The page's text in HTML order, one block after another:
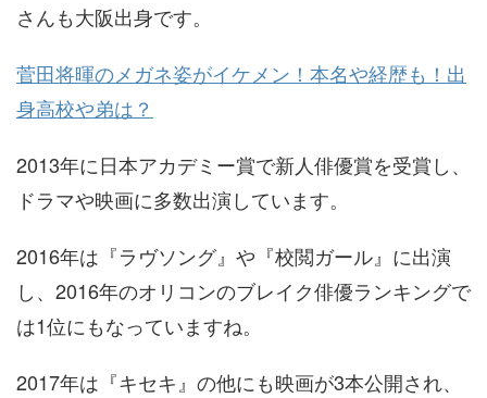
さんも大阪出身です。
菅田将暉のメガネ姿がイケメン！本名や経歴も！出
身高校や弟は？
2013年に日本アカデミー賞で新人俳優賞を受賞し、
ドラマや映画に多数出演しています。
2016年は『ラヴソング』や『校閲ガール』に出演
し、2016年のオリコンのブレイク俳優ランキングで
は1位にもなっていますね。
2017年は『キセキ』の他にも映画が3本公開され、